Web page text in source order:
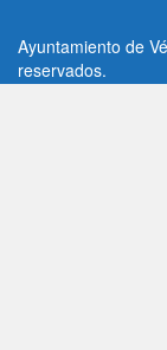
Ayuntamiento de
reservados.